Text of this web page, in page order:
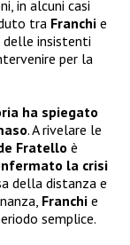
in alcuni casi
tra Franchi e
delle insistenti
per la
ha spiegato
. A rivelare le
Fratello è
la crisi
della distanza e
Franchi e
semplice.